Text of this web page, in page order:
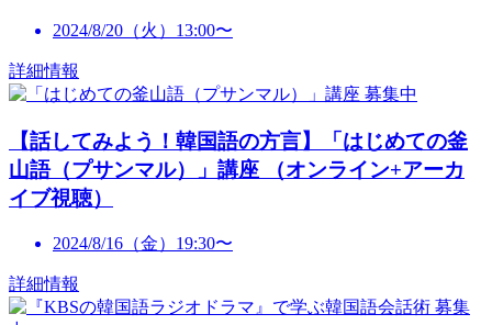
2024/8/20（火）13:00〜
詳細情報
募集中
【話してみよう！韓国語の方言】「はじめての釜
山語（プサンマル）」講座 （オンライン+アーカ
イブ視聴）
2024/8/16（金）19:30〜
詳細情報
募集